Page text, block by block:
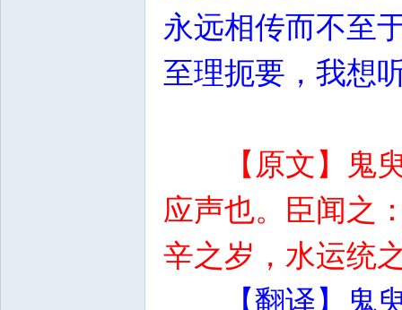
永远相传而不至
至理扼要，我想
【原文】鬼
应声也。臣闻之
辛之岁，水运统
【翻译】鬼